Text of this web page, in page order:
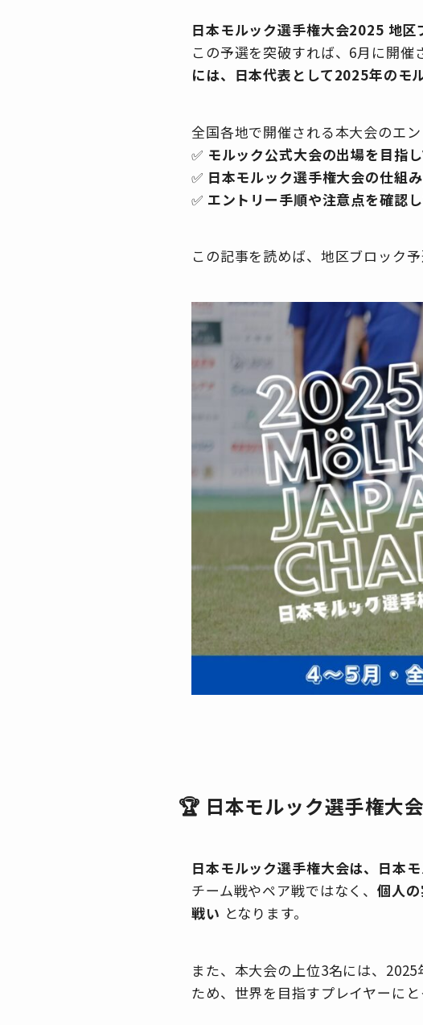
日本モルック選手権大会2025 地
この予選を突破すれば、6月に開催
には、日本代表として2025年のモ
全国各地で開催される本大会のエ
✅ モルック公式大会の出場を目指
✅ 日本モルック選手権大会の仕組
✅ エントリー手順や注意点を確認
この記事を読めば、地区ブロック
🏆 日本モルック選手権大
日本モルック選手権大会は、日本
チーム戦やペア戦ではなく、個人
戦い となります。
また、本大会の上位3名には、
ため、世界を目指すプレイヤーにと